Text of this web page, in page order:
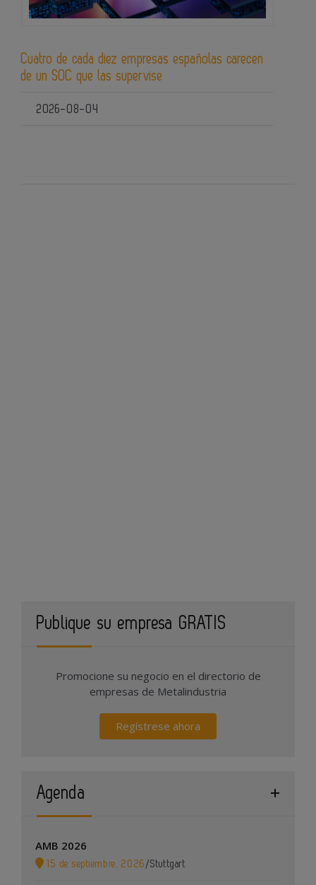
Cuatro de cada diez empresas españolas carecen
de un SOC que las supervise
2026-08-04
Publique su empresa GRATIS
Promocione su negocio en el directorio de
empresas de Metalindustria
Regístrese ahora
Agenda
AMB 2026
15 de septiembre, 2026 /Stuttgart